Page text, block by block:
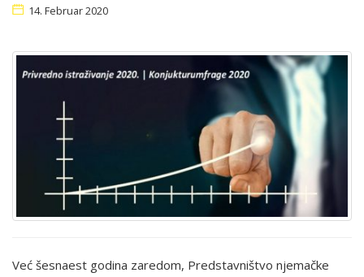
14. Februar 2020
Već šesnaest godina zaredom, Predstavništvo njemačke